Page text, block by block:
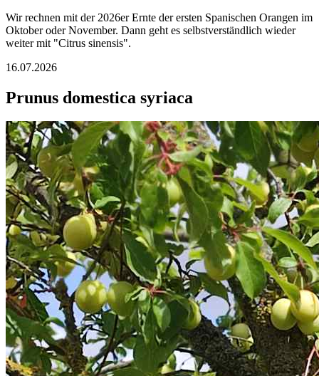
Wir rechnen mit der 2026er Ernte der ersten Spanischen Orangen im
Oktober oder November. Dann geht es selbstverständlich wieder
weiter mit "Citrus sinensis".
16.07.2026
Prunus domestica syriaca